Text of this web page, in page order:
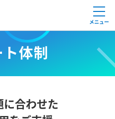
メニュー
体制
に合わせた